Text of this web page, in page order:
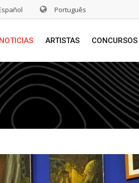
Português
ARTISTAS CONCURSOS